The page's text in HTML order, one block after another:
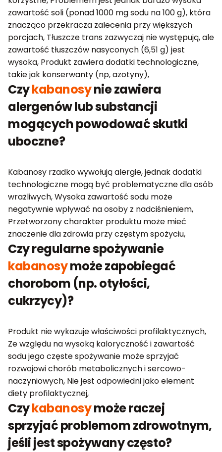
zawartość soli (ponad 1000 mg sodu na 100 g), która
znacząco przekracza zalecenia przy większych
porcjach, Tłuszcze trans zazwyczaj nie występują, ale
zawartość tłuszczów nasyconych (6,51 g) jest
wysoka, Produkt zawiera dodatki technologiczne,
takie jak konserwanty (np, azotyny),
Czykabanosynie zawiera
alergenów lub substancji
mogących powodować skutki
uboczne?
Kabanosy rzadko wywołują alergie, jednak dodatki
technologiczne mogą być problematyczne dla osób
wrażliwych, Wysoka zawartość sodu może
negatywnie wpływać na osoby z nadciśnieniem,
Przetworzony charakter produktu może mieć
znaczenie dla zdrowia przy częstym spożyciu,
Czy regularne spożywanie
kabanosymoże zapobiegać
chorobom (np. otyłości,
cukrzycy)?
Produkt nie wykazuje właściwości profilaktycznych,
Ze względu na wysoką kaloryczność i zawartość
sodu jego częste spożywanie może sprzyjać
rozwojowi chorób metabolicznych i sercowo-
naczyniowych, Nie jest odpowiedni jako element
diety profilaktycznej,
Czykabanosymoże raczej
sprzyjać problemom zdrowotnym,
jeśli jest spożywany często?